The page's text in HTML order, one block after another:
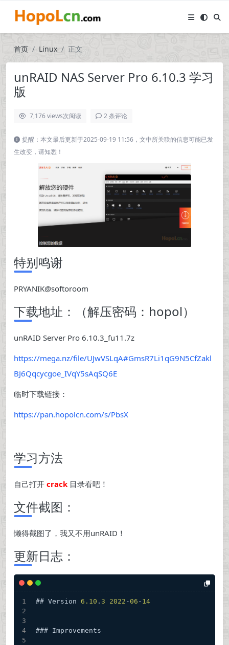
首页 Linux 正文
unRAID NAS Server Pro 6.10.3 学习
版
7,176 views次阅读 2 条评论
提醒：本文最后更新于2025-09-19 11:56，文中所关联的信息可能已发
生改变，请知悉！
特别鸣谢
PRYANIK@softoroom
下载地址：（解压密码：hopol）
unRAID Server Pro 6.10.3_fu11.7z
https://mega.nz/file/UJwVSLqA#GmsR7Li1qG9N5CfZakl
BJ6Qqcycgoe_IVqY5sAqSQ6E
临时下载链接：
https://pan.hopolcn.com/s/PbsX
学习方法
自己打开 crack 目录看吧！
文件截图：
懒得截图了，我又不用unRAID！
更新日志：
## Version 6.10 . 3 2022 -06 - 14
### Improvements